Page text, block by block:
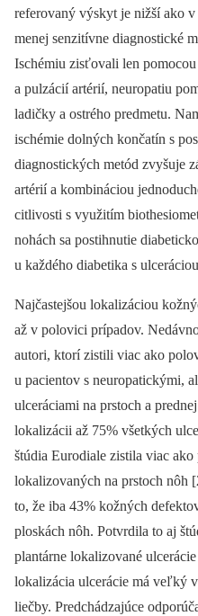
referovaný výskyt je nižší ako v
menej senzitívne diagnostické
Ischémiu zisťovali len
a pulzácií artérií, neuropatiu
ladičky a ostrého predmetu.
ischémie dolných končatín s
diagnostických metód zvyšuje
artérií a kombináciou
citlivosti s využitím
nohách sa postihnutie
u každého diabetika s
Najčastejšou lokalizáciou
až v polovici prípadov.
autori, ktorí zistili viac ako
u pacientov s neuropatickými,
ulceráciami na prstoch a
lokalizácii až 75% všetkých
štúdia Eurodiale zistila viac
lokalizovaných na prstoch nôh
to, že iba 43% kožných
ploskách nôh. Potvrdila to aj
plantárne lokalizované
lokalizácia ulcerácie má veľký
liečby. Predchádzajúce